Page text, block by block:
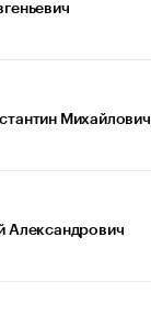
Михайлович
Александрович